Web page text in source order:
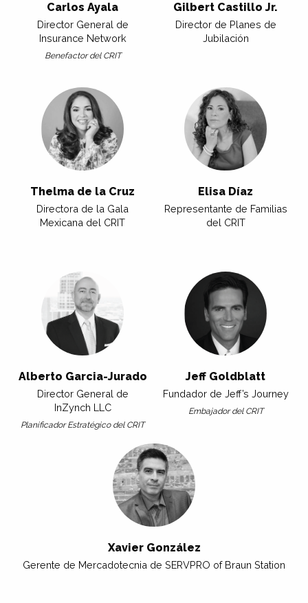
Carlos Ayala
Director General de
Insurance Network
Benefactor del CRIT
Gilbert Castillo Jr.
Director de Planes de
Jubilación
Thelma de la Cruz
Directora de la Gala
Mexicana del CRIT
Elisa Díaz
Representante de Familias
del CRIT
Alberto Garcia-Jurado
Director General de
InZynch LLC
Planificador Estratégico del CRIT
Jeff Goldblatt
Fundador de Jeff’s Journey
Embajador del CRIT
Xavier González
Gerente de Mercadotecnia de SERVPRO of Braun Station